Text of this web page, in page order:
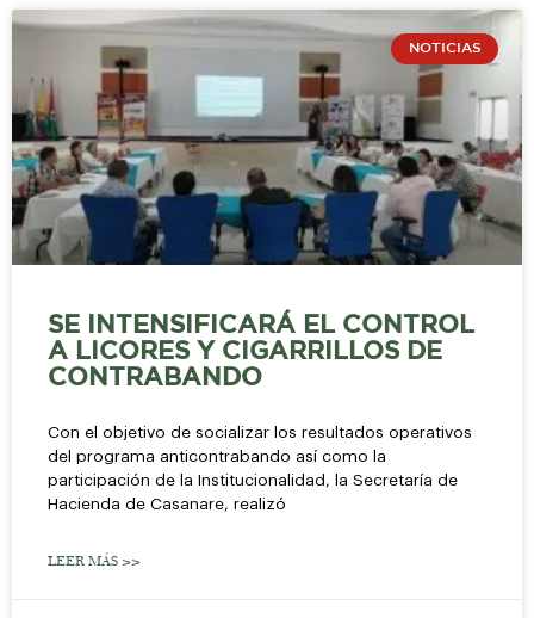
NOTICIAS
SE INTENSIFICARÁ EL CONTROL
A LICORES Y CIGARRILLOS DE
CONTRABANDO
Con el objetivo de socializar los resultados operativos
del programa anticontrabando así como la
participación de la Institucionalidad, la Secretaría de
Hacienda de Casanare, realizó
LEER MÁS >>